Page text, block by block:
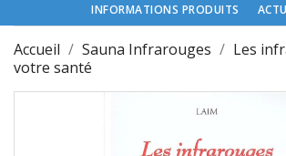
de
gamme
et
INFORMATIONS PRODUITS
Accueil Sauna Infrarouges
Les
votre santé